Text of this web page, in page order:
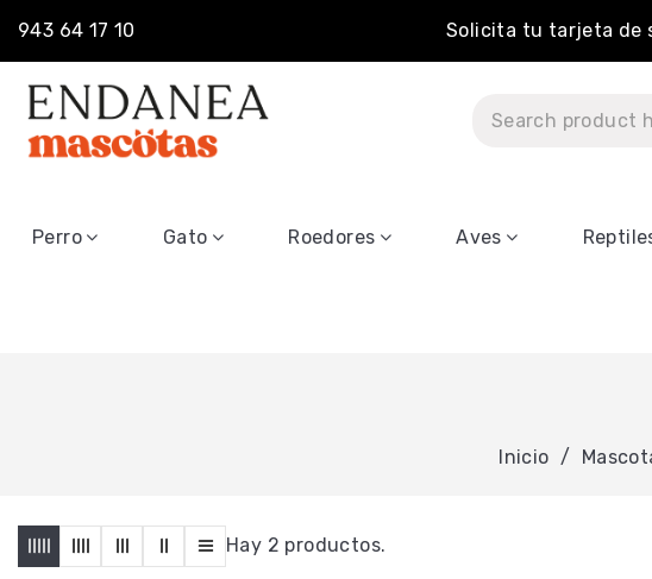
943 64 17 10 Solicita tu tarjeta de
Perro Gato Roedores Aves
Inicio
Hay 2 productos.